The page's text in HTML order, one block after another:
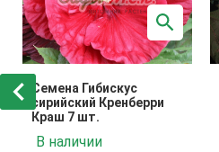
Семена Гибискус
сирийский Кренберри
Краш 7 шт.
В наличии